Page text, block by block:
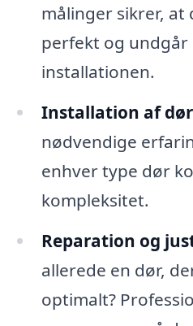
målinger sikrer, at
perfekt og
installationen.
Installation af
nødvendige
enhver type dør
kompleksitet.
Reparation og
allerede en dør,
optimalt?